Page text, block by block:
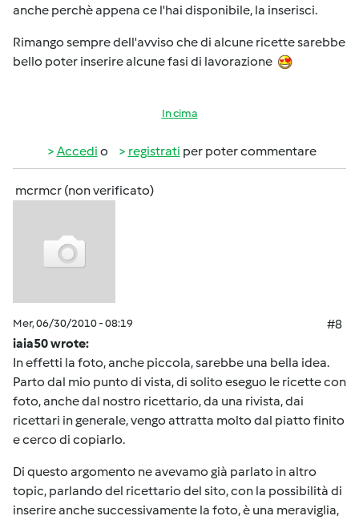
anche perchè appena ce l'hai disponibile, la inserisci.
Rimango sempre dell'avviso che di alcune ricette sarebbe
bello poter inserire alcune fasi di lavorazione
In cima
Accedi o registrati per poter commentare
mcrmcr (non verificato)
Mer, 06/30/2010 - 08:19
#8
iaia50 wrote:
In effetti la foto, anche piccola, sarebbe una bella idea.
Parto dal mio punto di vista, di solito eseguo le ricette con
foto, anche dal nostro ricettario, da una rivista, dai
ricettari in generale, vengo attratta molto dal piatto finito
e cerco di copiarlo.
Di questo argomento ne avevamo già parlato in altro
topic, parlando del ricettario del sito, con la possibilità di
inserire anche successivamente la foto, è una meraviglia,